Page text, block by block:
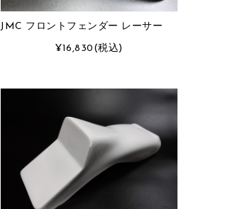
JMC フロントフェンダー レーサー
¥16,830 (税込)